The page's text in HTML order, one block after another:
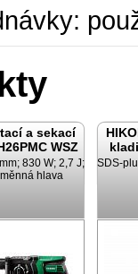
a sekací
WSZ
830 W; 2,7 J;
hlava
SDS-